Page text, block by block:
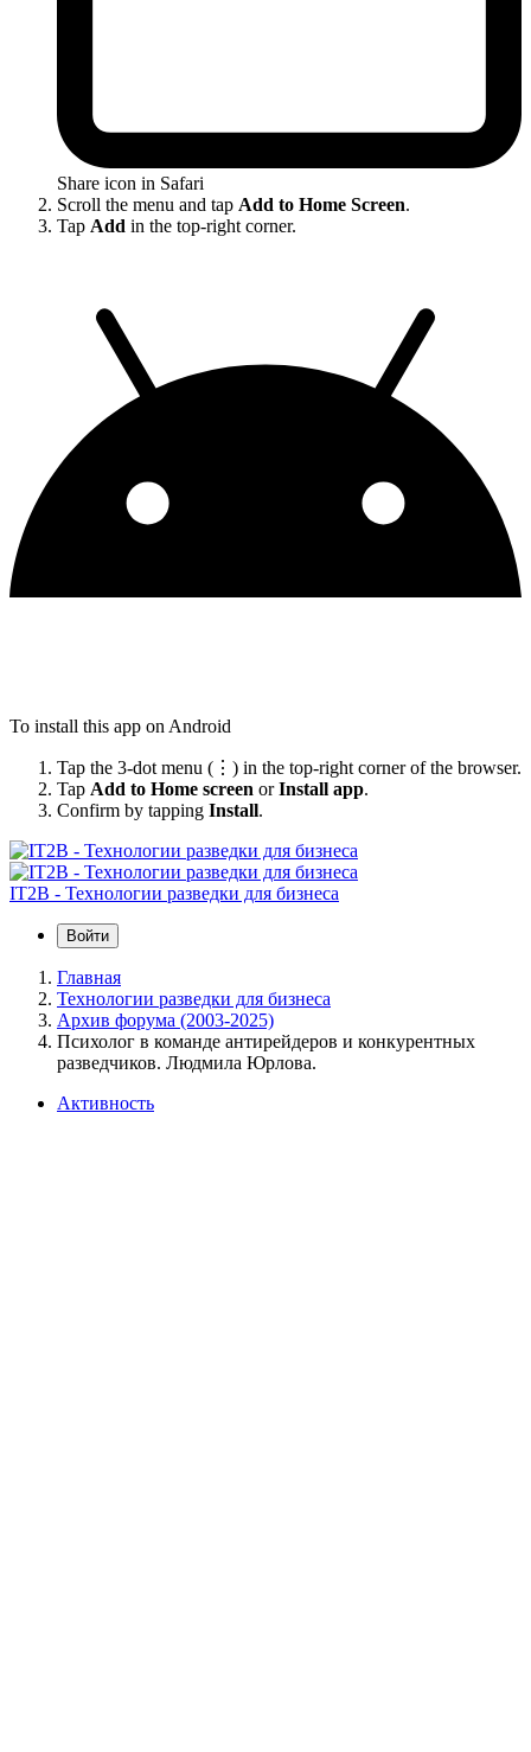
Share icon in Safari
Scroll the menu and tap Add to Home Screen.
Tap Add in the top-right corner.
To install this app on Android
Tap the 3-dot menu (⋮) in the top-right corner of the browser.
Tap Add to Home screen orInstall app.
Confirm by tapping Install.
IT2B - Технологии разведки для бизнеса
Войти
Главная
Технологии разведки для бизнеса
Архив форума (2003-2025)
Психолог в команде антирейдеров и конкурентных
разведчиков. Людмила Юрлова.
Активность